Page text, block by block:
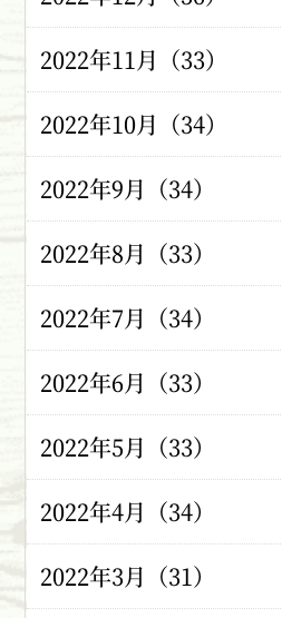
2022年11月（33）
2022年10月（34）
2022年9月（34）
2022年8月（33）
2022年7月（34）
2022年6月（33）
2022年5月（33）
2022年4月（34）
2022年3月（31）